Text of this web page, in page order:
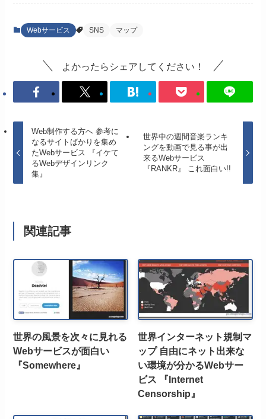
Webサービス SNS マップ
よかったらシェアしてください！
Web制作する方へ 参考に
なるサイトばかりを集め
たWebサービス 『イケて
るWebデザインリンク
集』
世界中の週間音楽ランキ
ングを動画で見る事が出
来るWebサービス
『RANKR』 これ面白い!!
関連記事
世界の風景を次々に見れる
Webサービスが面白い
『Somewhere』
世界インターネット規制マ
ップ 自由にネット出来な
い環境が分かるWebサー
ビス 『Internet
Censorship』